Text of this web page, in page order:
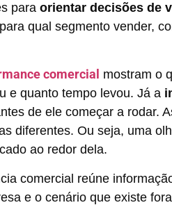
para orientar decisões de
qual segmento vender,
comercial mostram o
e quanto tempo levou. Já a
de ele começar a rodar.
diferentes. Ou seja, uma
ao redor dela.
comercial reúne
e o cenário que existe